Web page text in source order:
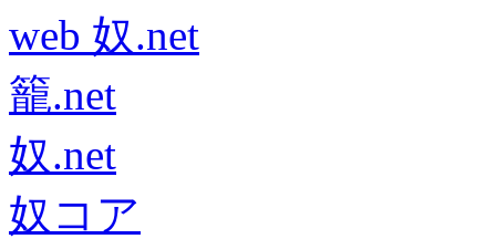
web 奴.net
籠.net
奴.net
奴コア